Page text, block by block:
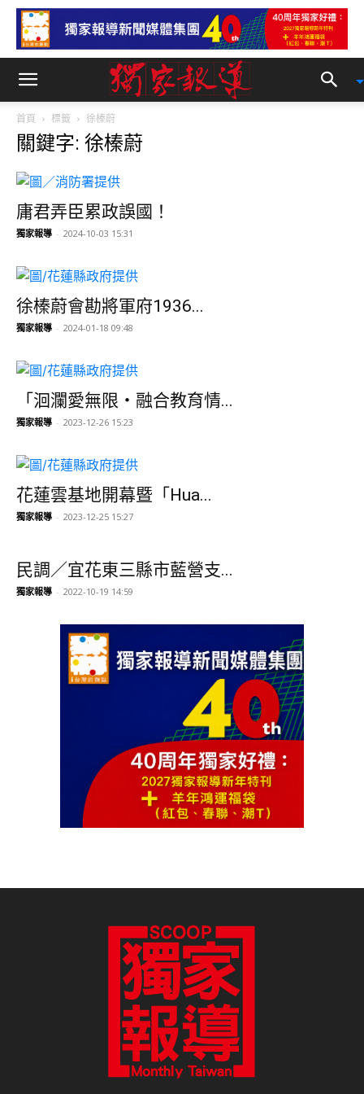
首頁 標籤 徐榛蔚
關鍵字: 徐榛蔚
庸君弄臣累政誤國！
獨家報導 - 2024-10-03 15:31
徐榛蔚會勘將軍府1936...
獨家報導 - 2024-01-18 09:48
「洄瀾愛無限・融合教育情...
獨家報導 - 2023-12-26 15:23
花蓮雲基地開幕暨「Hua...
獨家報導 - 2023-12-25 15:27
民調／宜花東三縣市藍營支...
獨家報導 - 2022-10-19 14:59